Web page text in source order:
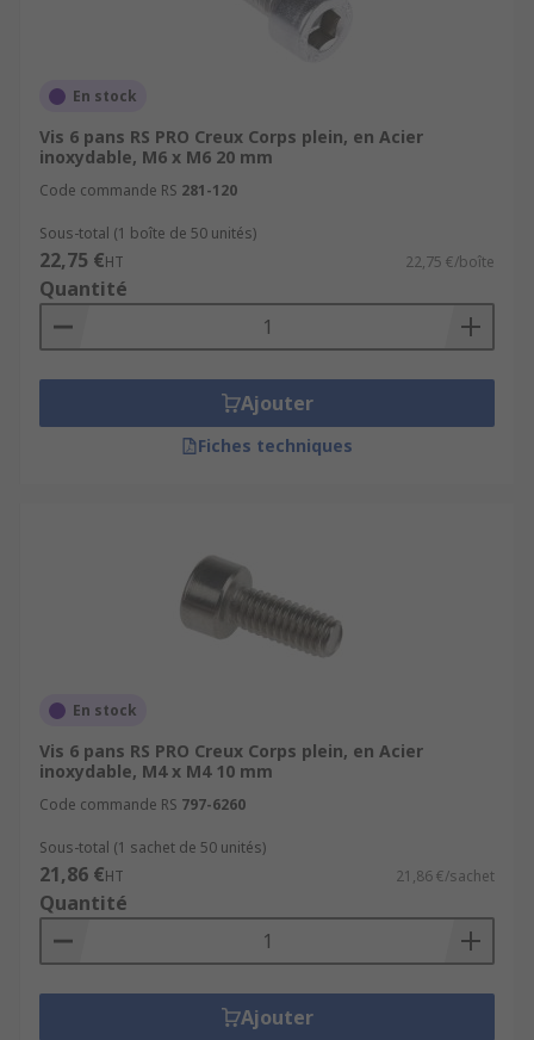
En stock
Vis 6 pans RS PRO Creux Corps plein, en Acier
inoxydable, M6 x M6 20 mm
Code commande RS 281-120
Sous-total (1 boîte de 50 unités)
22,75 €HT 22,75 €/boîte
Quantité
Ajouter
Fiches techniques
En stock
Vis 6 pans RS PRO Creux Corps plein, en Acier
inoxydable, M4 x M4 10 mm
Code commande RS 797-6260
Sous-total (1 sachet de 50 unités)
21,86 €HT 21,86 €/sachet
Quantité
Ajouter